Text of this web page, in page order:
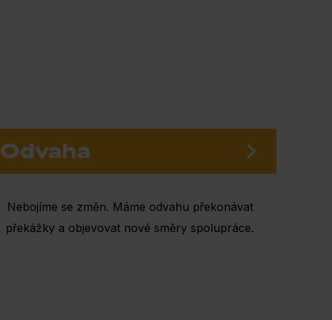
Odvaha
Nebojíme se změn. Máme odvahu překonávat
překážky a objevovat nové směry spolupráce.